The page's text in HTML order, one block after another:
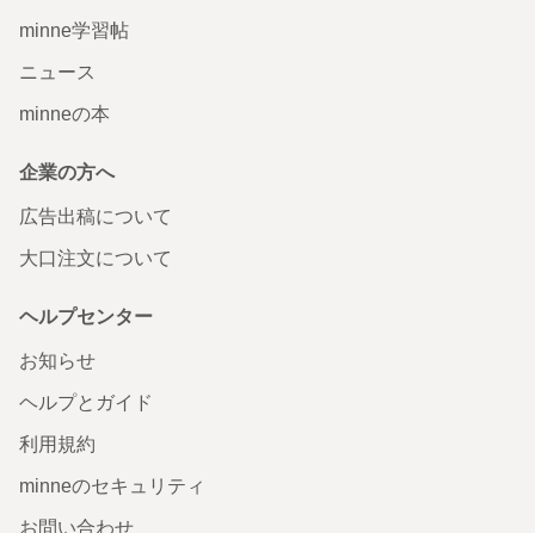
minne学習帖
ニュース
minneの本
企業の方へ
広告出稿について
大口注文について
ヘルプセンター
お知らせ
ヘルプとガイド
利用規約
minneのセキュリティ
お問い合わせ